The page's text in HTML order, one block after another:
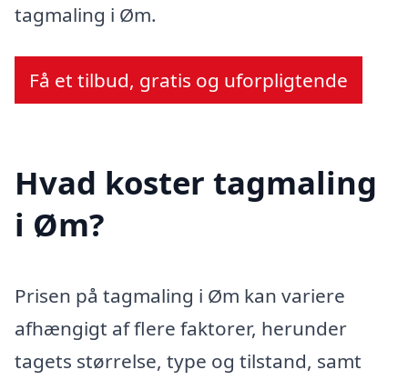
tagmaling i Øm.
Få et tilbud, gratis og uforpligtende
Hvad koster tagmaling
i Øm?
Prisen på tagmaling i Øm kan variere
afhængigt af flere faktorer, herunder
tagets størrelse, type og tilstand, samt